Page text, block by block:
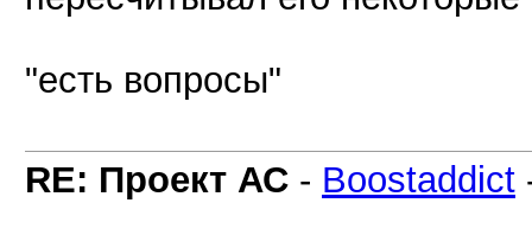
"есть вопросы"
RE: Проект АС - Boostaddict